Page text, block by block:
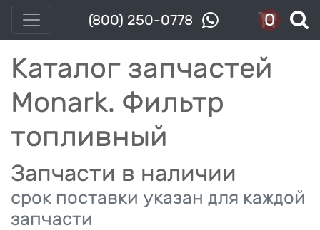
(800) 250-0778 0
Каталог запчастей
Monark. Фильтр
топливный
Запчасти в наличии
срок поставки указан для каждой
запчасти